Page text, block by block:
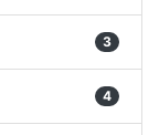
3
4